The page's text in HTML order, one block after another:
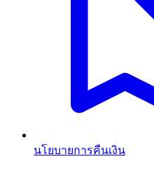
นโยบายการคืนเงิน